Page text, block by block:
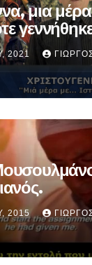
μια
2021
2015